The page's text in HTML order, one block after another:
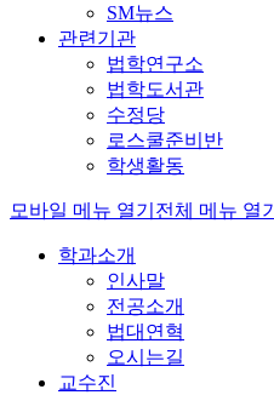
SM뉴스
관련기관
법학연구소
법학도서관
수정당
로스쿨준비반
학생활동
모바일 메뉴 열기 전체 메뉴 열기
학과소개
인사말
전공소개
법대연혁
오시는길
교수진